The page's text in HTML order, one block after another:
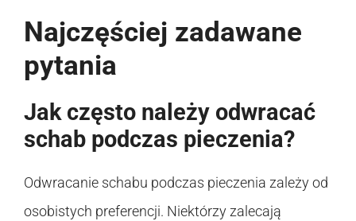
Najczęściej zadawane
pytania
Jak często należy odwracać
schab podczas pieczenia?
Odwracanie schabu podczas pieczenia zależy od
osobistych preferencji. Niektórzy zalecają